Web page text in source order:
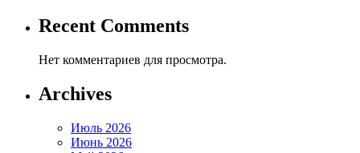
Recent Comments
Нет комментариев для просмотра.
Archives
Июль 2026
Июнь 2026